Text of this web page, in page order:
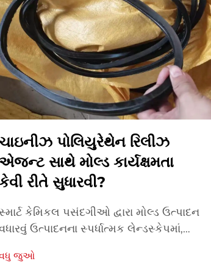
ચાઇનીઝ પોલિયુરેથેન રિલીઝ
સાથે મોલ્ડ કાર્યક્ષમતા
રીતે સુધારવી?
કેમિકલ પસંદગીઓ દ્વારા મોલ્ડ ઉત્પાદન
ઉત્પાદનના સ્પર્ધાત્મક લેન્ડસ્કેપમાં,
પણ નાણાકીય આવશ્યકતા છે. ઘાટ કેવી રીતે
જુઓ